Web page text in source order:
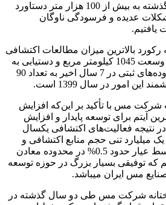
از 50 هزار متر در 5 سال گذشته به بیش از 100 هزار متر دستاورد
عدیده و فرسودگی ناوگان
یافتیم.
رکورد بالاترین میزان مطالعات اکتشافی
سطحی در 7 سال اخیر به وسعت 1045 کیلومتر مربع و دستیابی به
رکورد بالاترین میزان محدوده‌های ثبتی در 7 سال اخیر به تعداد 90
امور در سال 1399 است.
شرکت مس با تأکید بر این‌که افزایش
آیتم برای توسعه پایدار و افزایش
نتیجه فعالیت‌های اکتشافی یکسال
میلیارد تنی حجم منابع اکتشافی و
ذخایر زمین‌شناسی با متوسط عیار حدود 0.5% در محدوده معادن
توفیقی بسیار بزرگ در حوزه توسعه
مس ایران میباشد.
شرکت مس طی دو سال گذشته در